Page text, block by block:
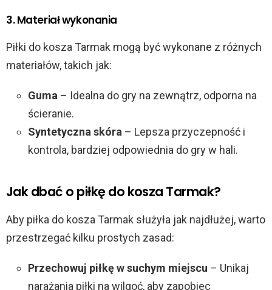
3. Materiał wykonania
Piłki do kosza Tarmak mogą być wykonane z różnych
materiałów, takich jak:
Guma – Idealna do gry na zewnątrz, odporna na
ścieranie.
Syntetyczna skóra – Lepsza przyczepność i
kontrola, bardziej odpowiednia do gry w hali.
Jak dbać o piłkę do kosza Tarmak?
Aby piłka do kosza Tarmak służyła jak najdłużej, warto
przestrzegać kilku prostych zasad:
Przechowuj piłkę w suchym miejscu – Unikaj
narażania piłki na wilgoć, aby zapobiec